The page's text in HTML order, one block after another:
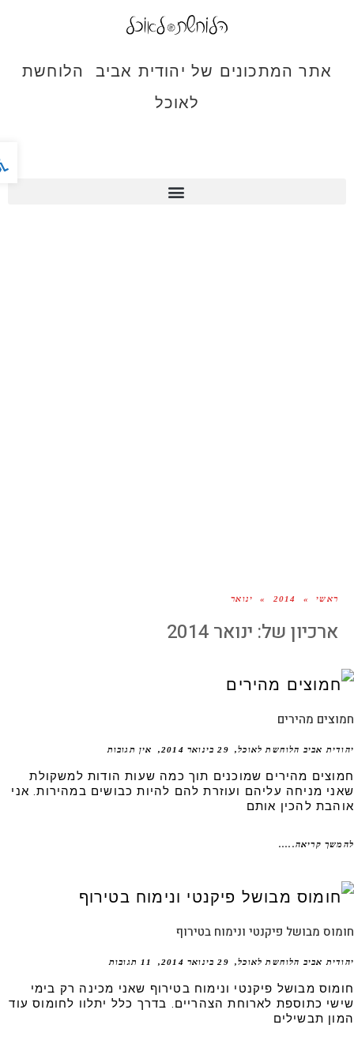
אתר המתכונים של יהודית אביב הלוחשת
לאוכל
ראשי »
2014
» ינואר
ארכיון של:ינואר 2014
מהירים
אביב הלוחשת לאוכל 29 בינואר 2014 אין תגובות
מהירים שמוכנים תוך כמה שעות הודות למשקולת
מניחה עליהם ועוזרת להם להיות כבושים במהירות. אני
להכין אותם
קריאה.....
מבושל פיקנטי ונימוח בטירוף
אביב הלוחשת לאוכל 29 בינואר 2014 11 תגובות
מבושל פיקנטי ונימוח בטירוף שאני מכינה רק בימי
כתוספת לארוחת הצהריים. בדרך כלל יתלוו לחומוס עוד
תבשילים